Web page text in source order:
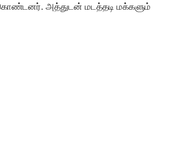
அத்துடன் மடத்தடி மக்களும்